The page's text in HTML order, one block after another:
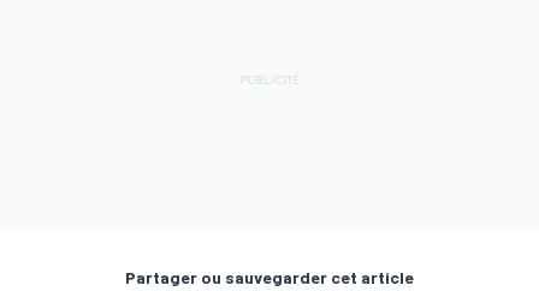
Partager ou sauvegarder cet article